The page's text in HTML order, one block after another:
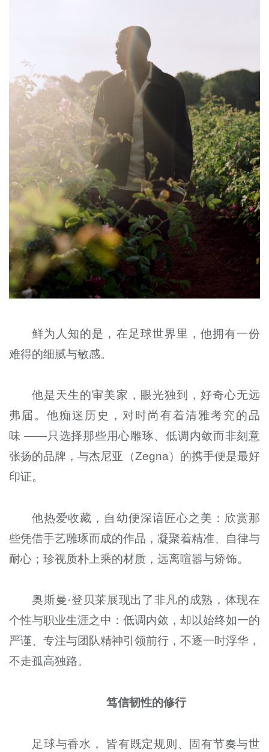
鲜为人知的是，在足球世界里，他拥有一份
难得的细腻与敏感。
他是天生的审美家，眼光独到，好奇心无远
弗届。他痴迷历史，对时尚有着清雅考究的品
味 ——只选择那些用心雕琢、低调内敛而非刻意
张扬的品牌，与杰尼亚（Zegna）的携手便是最好
印证。
他热爱收藏，自幼便深谙匠心之美：欣赏那
些凭借手艺雕琢而成的作品，凝聚着精准、自律与
耐心；珍视质朴上乘的材质，远离喧嚣与矫饰。
奥斯曼·登贝莱展现出了非凡的成熟，体现在
个性与职业生涯之中：低调内敛，却以始终如一的
严谨、专注与团队精神引领前行，不逐一时浮华，
不走孤高独路。
笃信韧性的修行
足球与香水， 皆有既定规则、固有节奏与世